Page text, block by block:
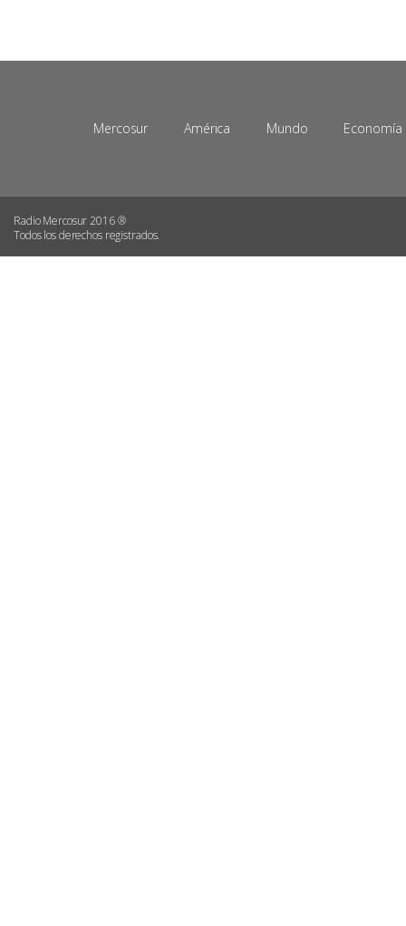
Mercosur América Mundo Economía
Radio Mercosur 2016 ®
Todos los derechos registrados.